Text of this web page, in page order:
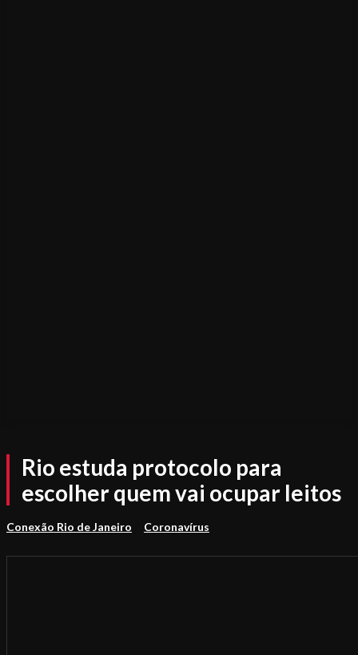
Rio estuda protocolo para
escolher quem vai ocupar leitos
Conexão Rio de Janeiro Coronavírus